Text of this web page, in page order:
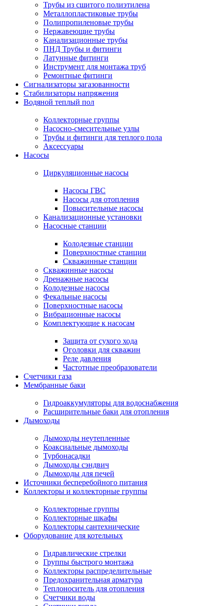
Трубы из сшитого полиэтилена
Металлопластиковые трубы
Полипропиленовые трубы
Нержавеющие трубы
Канализационные трубы
ПНД Трубы и фитинги
Латунные фитинги
Инструмент для монтажа труб
Ремонтные фитинги
Сигнализаторы загазованности
Стабилизаторы напряжения
Водяной теплый пол
Коллекторные группы
Насосно-смесительные узлы
Трубы и фитинги для теплого пола
Аксессуары
Насосы
Циркуляционные насосы
Насосы ГВС
Насосы для отопления
Повысительные насосы
Канализационные установки
Насосные станции
Колодезные станции
Поверхностные станции
Скважинные станции
Скважинные насосы
Дренажные насосы
Колодезные насосы
Фекальные насосы
Поверхностные насосы
Вибрационные насосы
Комплектующие к насосам
Защита от сухого хода
Оголовки для скважин
Реле давления
Частотные преобразователи
Счетчики газа
Мембранные баки
Гидроаккумуляторы для водоснабжения
Расширительные баки для отопления
Дымоходы
Дымоходы неутепленные
Коаксиальные дымоходы
Турбонасадки
Дымоходы сэндвич
Дымоходы для печей
Источники бесперебойного питания
Коллекторы и коллекторные группы
Коллекторные группы
Коллекторные шкафы
Коллекторы сантехнические
Оборудование для котельных
Гидравлические стрелки
Группы быстрого монтажа
Коллекторы распределительные
Предохранительная арматура
Теплоноситель для отопления
Счетчики воды